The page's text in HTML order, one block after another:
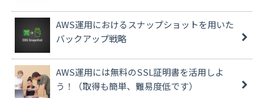
AWS運用におけるスナップショットを用いた
バックアップ戦略
AWS運用には無料のSSL証明書を活用しよ
う！（取得も簡単、難易度低です）